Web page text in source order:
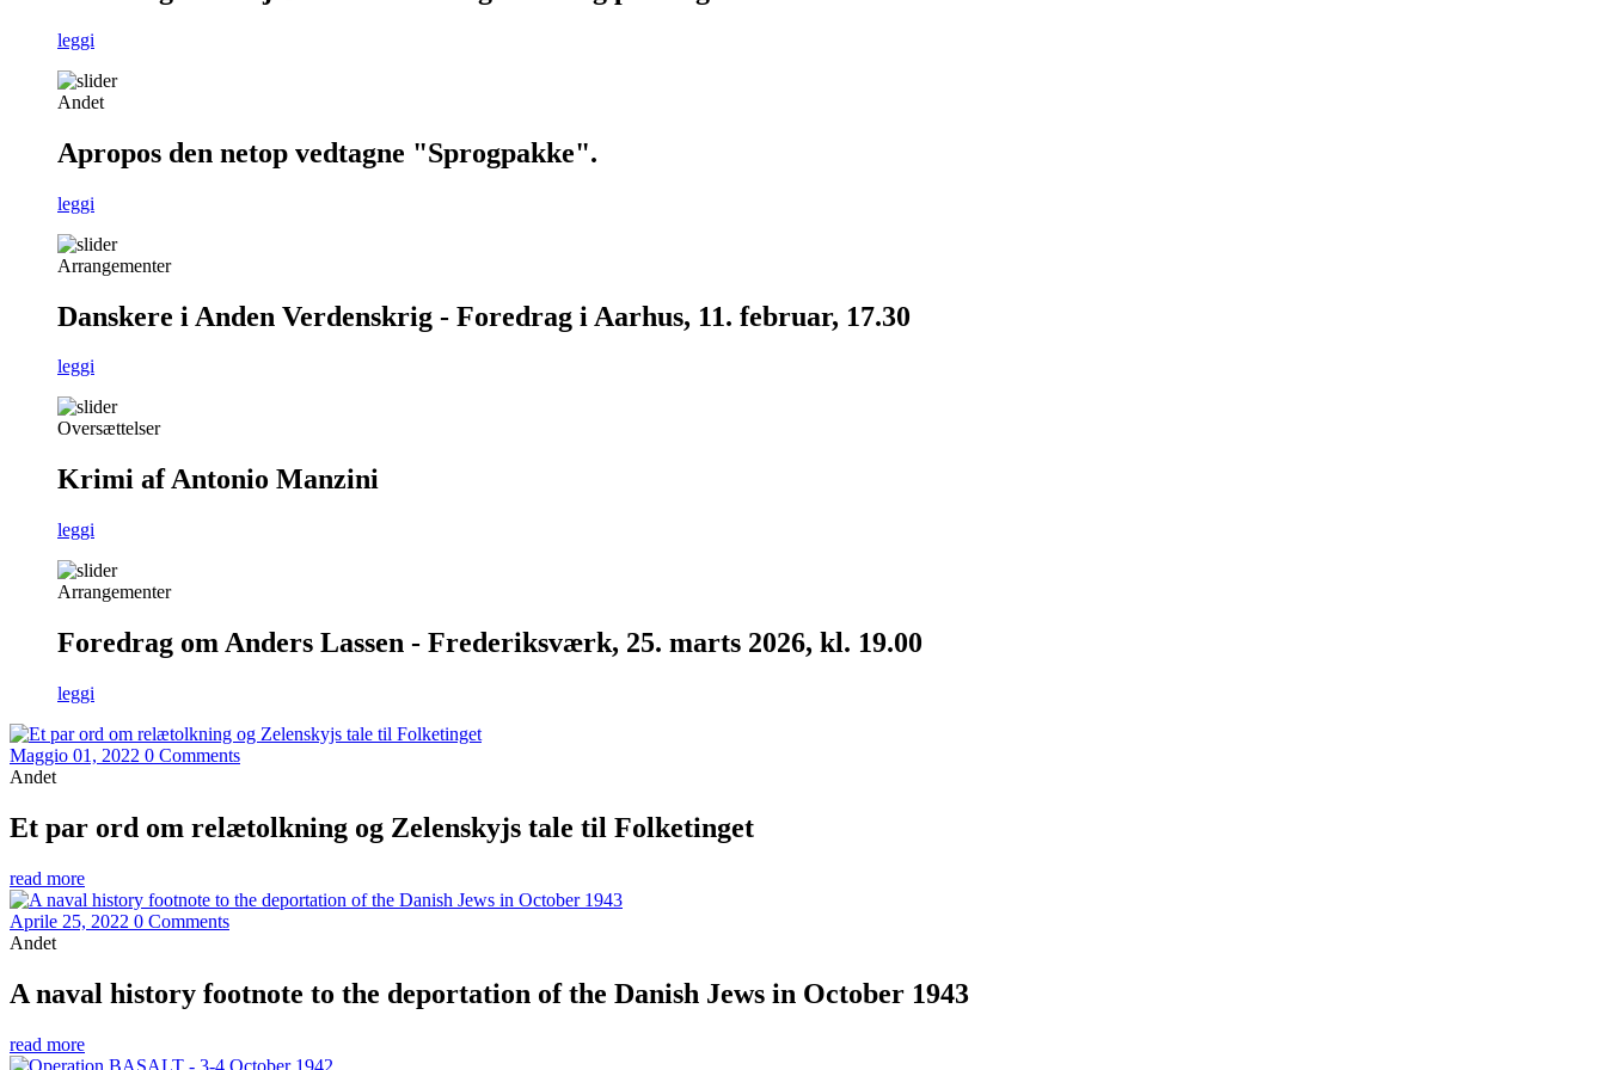
leggi
Andet
Apropos den netop vedtagne "Sprogpakke".
leggi
Arrangementer
Danskere i Anden Verdenskrig - Foredrag i Aarhus, 11. februar, 17.30
leggi
Oversættelser
Krimi af Antonio Manzini
leggi
Arrangementer
Foredrag om Anders Lassen - Frederiksværk, 25. marts 2026, kl. 19.00
leggi
Maggio 01, 2022 0 Comments
Andet
Et par ord om relætolkning og Zelenskyjs tale til Folketinget
read more
Aprile 25, 2022 0 Comments
Andet
A naval history footnote to the deportation of the Danish Jews in October 1943
read more